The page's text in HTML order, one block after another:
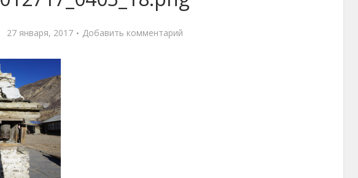
27 января, 2017 Добавить комментарий